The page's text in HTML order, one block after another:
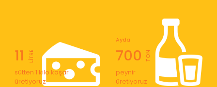
11 LİTRE
sütten 1 kilo kaşar
üretiyoruz
700
Ayda
TON
peynir
üretiyoruz